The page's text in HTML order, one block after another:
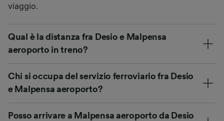
viaggio.
Qual è la distanza fra Desio e Malpensa
aeroporto in treno?
Chi si occupa del servizio ferroviario fra Desio
e Malpensa aeroporto?
Posso arrivare a Malpensa aeroporto da Desio